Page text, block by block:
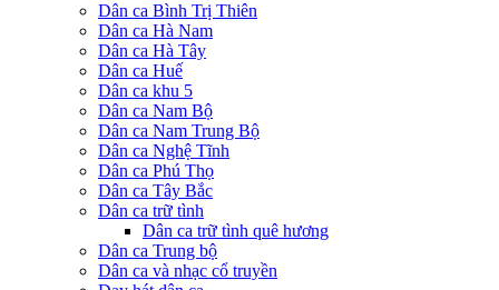
Dân ca Bình Trị Thiên
Dân ca Hà Nam
Dân ca Hà Tây
Dân ca Huế
Dân ca khu 5
Dân ca Nam Bộ
Dân ca Nam Trung Bộ
Dân ca Nghệ Tĩnh
Dân ca Phú Thọ
Dân ca Tây Bắc
Dân ca trữ tình
Dân ca trữ tình quê hương
Dân ca Trung bộ
Dân ca và nhạc cổ truyền